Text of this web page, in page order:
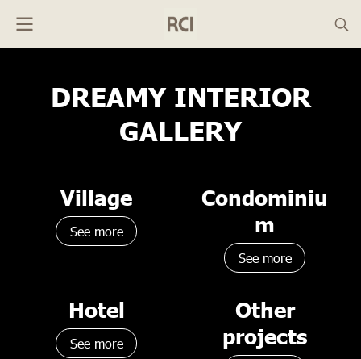
DREAMY INTERIOR
GALLERY
Village
See more
Condominiu
m
See more
Hotel
See more
Other
projects